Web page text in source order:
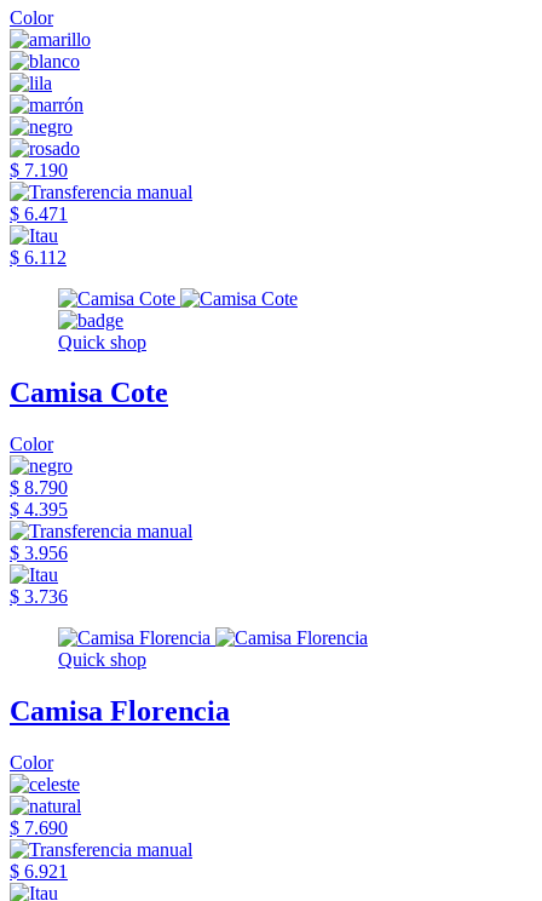
Color
$ 7.190
$ 6.471
$ 6.112
Quick shop
Camisa Cote
Color
$ 8.790
$ 4.395
$ 3.956
$ 3.736
Quick shop
Camisa Florencia
Color
$ 7.690
$ 6.921